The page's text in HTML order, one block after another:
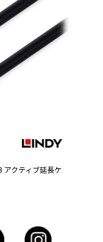
アクティブ延長ケ